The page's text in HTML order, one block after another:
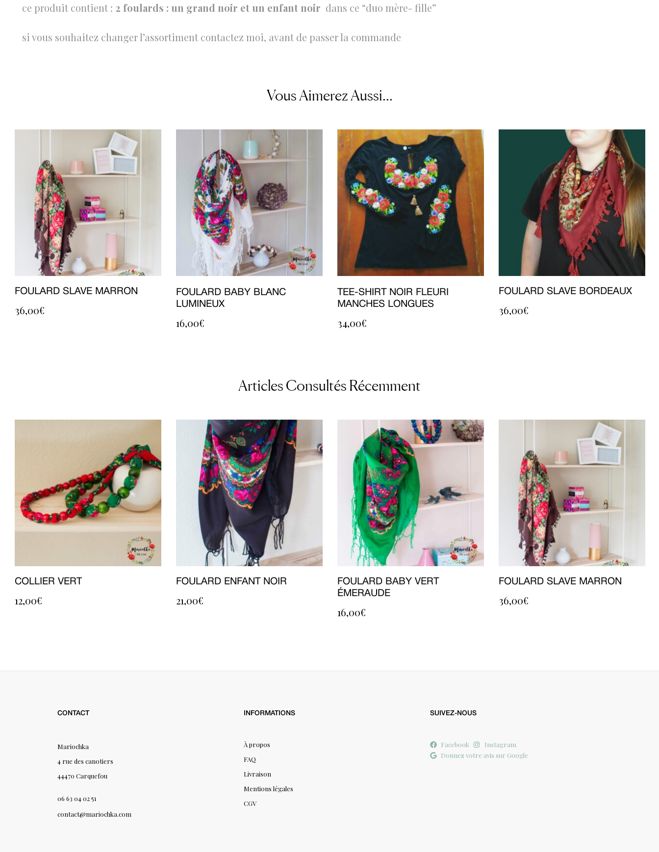
ce produit contient : 2 foulards : un grand noir et un enfant noir dans ce “duo mère- fille”
si vous souhaitez changer l’assortiment contactez moi, avant de passer la commande
Vous Aimerez Aussi...
FOULARD SLAVE MARRON
36,00€
FOULARD BABY BLANC
LUMINEUX
16,00€
TEE-SHIRT NOIR FLEURI
MANCHES LONGUES
34,00€
FOULARD SLAVE BORDEAUX
36,00€
Articles Consultés Récemment
COLLIER VERT
12,00€
FOULARD ENFANT NOIR
21,00€
FOULARD BABY VERT
ÉMERAUDE
16,00€
FOULARD SLAVE MARRON
36,00€
CONTACT
Mariochka
4 rue des canotiers
44470 Carquefou
06 63 04 02 51
contact@mariochka.com
INFORMATIONS
À propos
FAQ
Livraison
Mentions légales
CGV
SUIVEZ-NOUS
Facebook
Instagram
Donnez votre avis sur Google